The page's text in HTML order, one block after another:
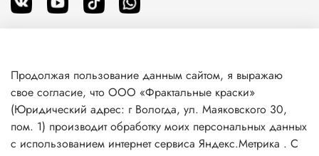
О магазине
Клиентам
Продолжая пользование данным сайтом, я выражаю
свое согласие, что ООО «Фрактальные краски»
(Юридический адрес: г Вологда, ул. Маяковского 30,
пом. 1) производит обработку моих персональных данных
с использованием интернет сервиса Яндекс.Метрика . С